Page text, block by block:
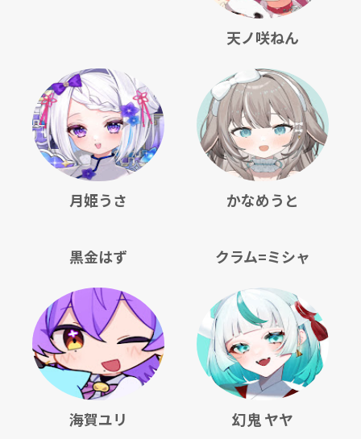
天ノ咲ねん
月姫うさ かなめうと
黒金はず クラム=ミシャ
海賀ユリ 幻鬼 ヤヤ